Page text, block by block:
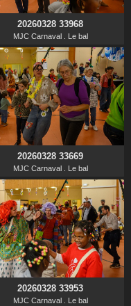
20260328 33968
MJC Carnaval . Le bal
20260328 33669
MJC Carnaval . Le bal
20260328 33953
MJC Carnaval . Le bal